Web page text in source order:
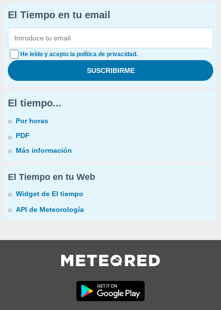
El Tiempo en tu email
He leído y acepto la política de privacidad.
El tiempo...
Por horas
PDF
Más información
El Tiempo en tu Web
Widget de El tiempo
API de Meteorología